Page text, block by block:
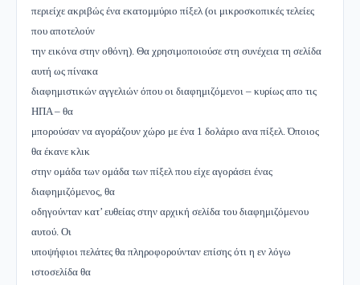
περιείχε ακριβώς ένα εκατομμύριο πίξελ (οι μικροσκοπικές τελείες
που αποτελούν
την εικόνα στην οθόνη). Θα χρησιμοποιούσε στη συνέχεια τη σελίδα
αυτή ως πίνακα
διαφημιστικών αγγελιών όπου οι διαφημιζόμενοι – κυρίως απο τις
ΗΠΑ – θα
μπορούσαν να αγοράζουν χώρο με ένα 1 δολάριο ανα πίξελ. Όποιος
θα έκανε κλικ
στην ομάδα των ομάδα των πίξελ που είχε αγοράσει ένας
διαφημιζόμενος, θα
οδηγούνταν κατ’ ευθείας στην αρχική σελίδα του διαφημιζόμενου
αυτού. Οι
υποψήφιοι πελάτες θα πληροφορούνταν επίσης ότι η εν λόγω
ιστοσελίδα θα